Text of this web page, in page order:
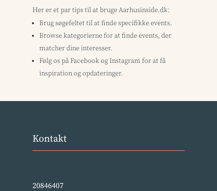
Her er et par tips til at bruge Aarhusinside.dk:
Brug søgefeltet til at finde specifikke events.
Browse kategorierne for at finde events, der
matcher dine interesser.
Følg os på Facebook og Instagram for at få
inspiration og opdateringer.
Kontakt
20846407